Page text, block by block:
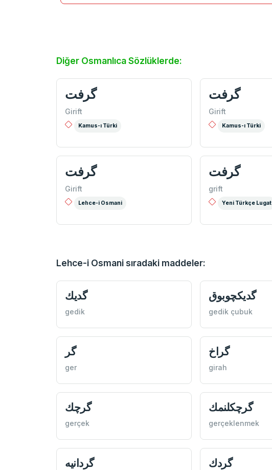
Diğer Osmanlıca Sözlüklerde:
گرفت
Girift
Kamus-ı Türki
گرفت
Girift
Kamus-ı Türki
گرفت
Girift
Lehce-i Osmani
گرفت
grift
Yeni Türkçe Lugat
Lehce-i Osmani sıradaki maddeler:
گديك
gedik
گديكچوبوق
gedik çubuk
گر
ger
گراخ
girah
گرچك
gerçek
گرچكلنمك
gerçeklenmek
گردانيه گردك